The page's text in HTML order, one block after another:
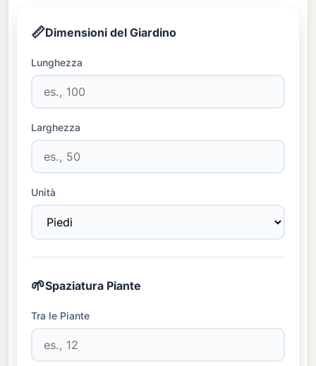
📏Dimensioni del Giardino
Lunghezza
Larghezza
Unità
🌱Spaziatura Piante
Tra le Piante